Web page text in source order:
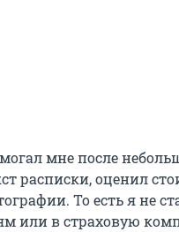
мне после
расписки, оценил
То есть я не
или в страховую